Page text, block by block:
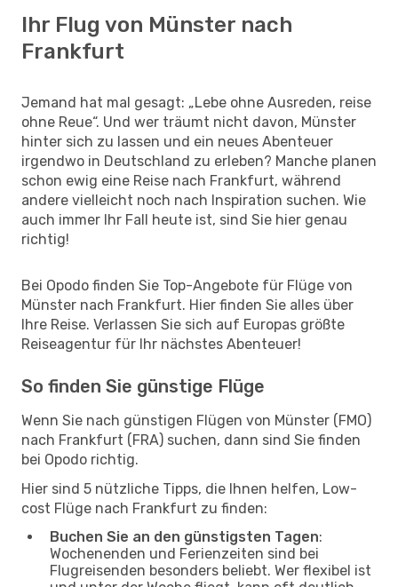
Ihr Flug von Münster nach
Frankfurt
Jemand hat mal gesagt: „Lebe ohne Ausreden, reise
ohne Reue“. Und wer träumt nicht davon, Münster
hinter sich zu lassen und ein neues Abenteuer
irgendwo in Deutschland zu erleben? Manche planen
schon ewig eine Reise nach Frankfurt, während
andere vielleicht noch nach Inspiration suchen. Wie
auch immer Ihr Fall heute ist, sind Sie hier genau
richtig!
Bei Opodo finden Sie Top-Angebote für Flüge von
Münster nach Frankfurt. Hier finden Sie alles über
Ihre Reise. Verlassen Sie sich auf Europas größte
Reiseagentur für Ihr nächstes Abenteuer!
So finden Sie günstige Flüge
Wenn Sie nach günstigen Flügen von Münster (FMO)
nach Frankfurt (FRA) suchen, dann sind Sie finden
bei Opodo richtig.
Hier sind 5 nützliche Tipps, die Ihnen helfen, Low-
cost Flüge nach Frankfurt zu finden:
Buchen Sie an den günstigsten Tagen:
Wochenenden und Ferienzeiten sind bei
Flugreisenden besonders beliebt. Wer flexibel ist